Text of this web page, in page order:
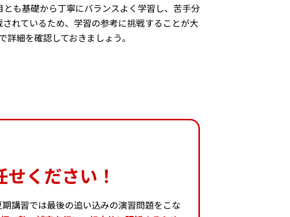
も基礎から丁寧にバランスよく学習し、苦手分
れているため、学習の参考に挑戦することが大
細を確認しておきましょう。
ください！
講習では最後の追い込みの演習問題をこな